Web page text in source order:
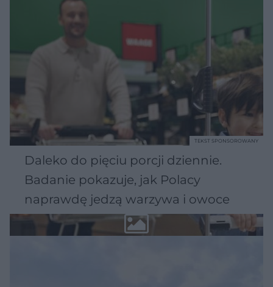
Daleko do pięciu porcji dziennie.
Badanie pokazuje, jak Polacy
naprawdę jedzą warzywa i owoce
TEKST SPONSOROWANY